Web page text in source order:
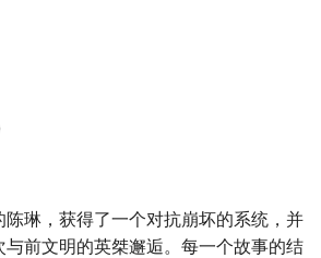
陈琳，获得了一个对抗崩坏的系统，并
前文明的英桀邂逅。每一个故事的结